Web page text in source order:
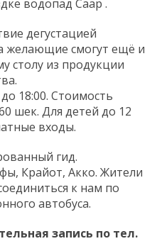
водопад Саар .
дегустацией
желающие смогут ещё и
столу из продукции
18:00. Стоимость
шек. Для детей до 12
входы.
гид.
Крайот, Акко. Жители
к нам по
автобуса.
запись по тел.